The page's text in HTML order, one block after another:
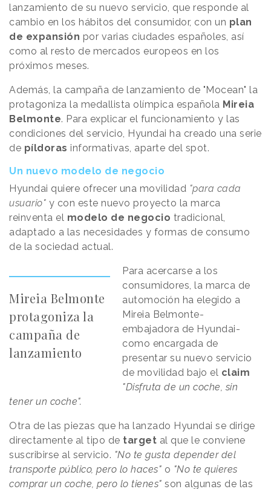
lanzamiento de su nuevo servicio, que responde al
cambio en los hábitos del consumidor, con un plan
de expansión por varias ciudades españoles, así
como al resto de mercados europeos en los
próximos meses.
Además, la campaña de lanzamiento de "Mocean" la
protagoniza la medallista olímpica española Mireia
Belmonte. Para explicar el funcionamiento y las
condiciones del servicio, Hyundai ha creado una serie
de píldoras informativas, aparte del spot.
Un nuevo modelo de negocio
Hyundai quiere ofrecer una movilidad "para cada
usuario" y con este nuevo proyecto la marca
reinventa el modelo de negocio tradicional,
adaptado a las necesidades y formas de consumo
de la sociedad actual.
Mireia Belmonte
protagoniza la
campaña de
lanzamiento
Para acercarse a los
consumidores, la marca de
automoción ha elegido a
Mireia Belmonte-
embajadora de Hyundai-
como encargada de
presentar su nuevo servicio
de movilidad bajo el claim
"Disfruta de un coche, sin
tener un coche".
Otra de las piezas que ha lanzado Hyundai se dirige
directamente al tipo de target al que le conviene
suscribirse al servicio. "No te gusta depender del
transporte público, pero lo haces" o "No te quieres
comprar un coche, pero lo tienes" son algunas de las